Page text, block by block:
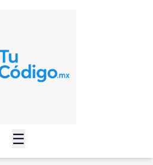
☰